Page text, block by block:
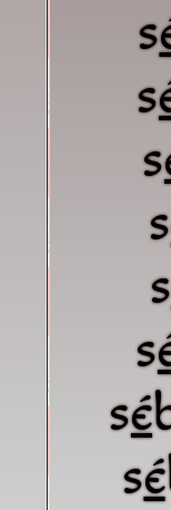
s
s
s
s
s
s
sé
sé